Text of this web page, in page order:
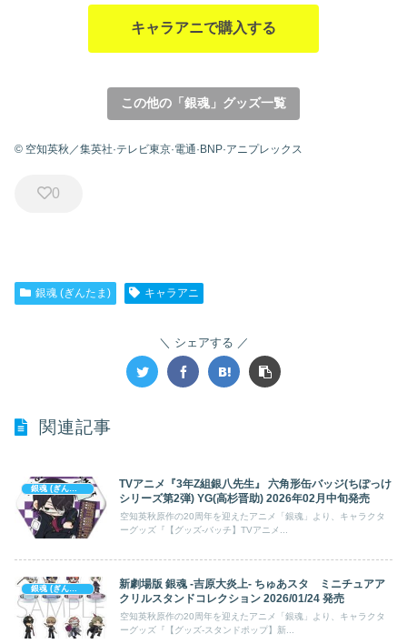
キャラアニで購入する
この他の「銀魂」グッズ一覧
© 空知英秋／集英社·テレビ東京·電通·BNP·アニプレックス
0
銀魂 (ぎんたま) キャラアニ
シェアする
関連記事
銀魂 (ぎんたま)
TVアニメ『3年Z組銀八先生』 六角形缶バッジ(ちぽっけ
シリーズ第2弾) YG(高杉晋助) 2026年02月中旬発売
空知英秋原作の20周年を迎えたアニメ「銀魂」より、キャラクタ
ーグッズ『【グッズ-バッチ】TVアニメ...
新劇場版 銀魂 -吉原大炎上- ちゅあスタ ミニチュアア
クリルスタンドコレクション 2026/01/24 発売
空知英秋原作の20周年を迎えたアニメ「銀魂」より、キャラクタ
ーグッズ『【グッズ-スタンドポップ】新...